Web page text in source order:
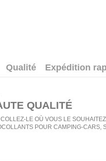
Qualité Expédition
QUALITÉ
LE OÙ VOUS LE
POUR CAMPING-CARS,